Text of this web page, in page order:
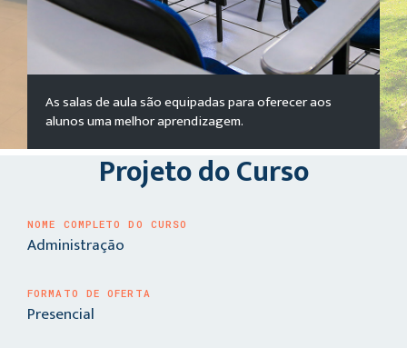
As salas de aula são equipadas para oferecer aos
alunos uma melhor aprendizagem.
Projeto do Curso
NOME COMPLETO DO CURSO
Administração
FORMATO DE OFERTA
Presencial